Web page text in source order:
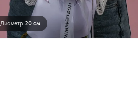
Диаметр:20 см